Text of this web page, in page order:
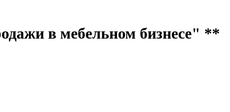
в мебельном бизнесе" **